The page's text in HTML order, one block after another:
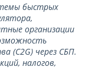
быстрых
организации
(С2G) через СБП.
налогов,